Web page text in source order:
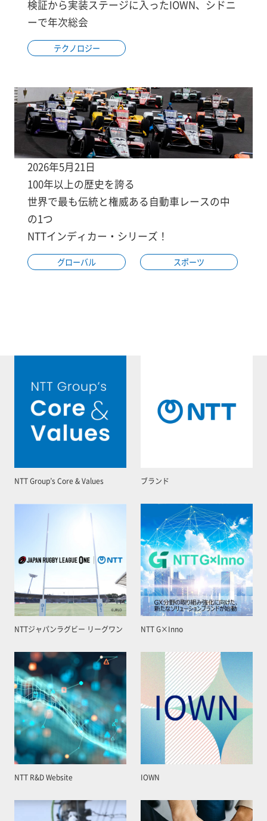
検証から実装ステージに入ったIOWN、シドニ
ーで年次総会
テクノロジー
2026年5月21日
100年以上の歴史を誇る
世界で最も伝統と権威ある自動車レースの中
の1つ
NTTインディカー・シリーズ！
グローバル スポーツ
NTT Group’s Core & Values ブランド
NTTジャパンラグビー リーグワン NTT G×Inno
NTT R&D Website IOWN